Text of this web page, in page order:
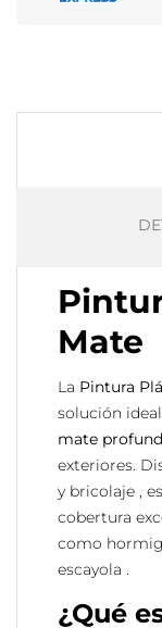
Mate
La Pintura
solución
mate
exteriores.
y bricolaje ,
cobertura
como
escayola .
¿Qué